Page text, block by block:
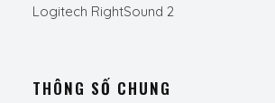
Logitech RightSound 2
THÔNG SỐ CHUNG